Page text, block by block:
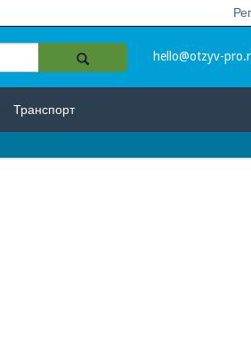
hello@otzyv-
Транспорт